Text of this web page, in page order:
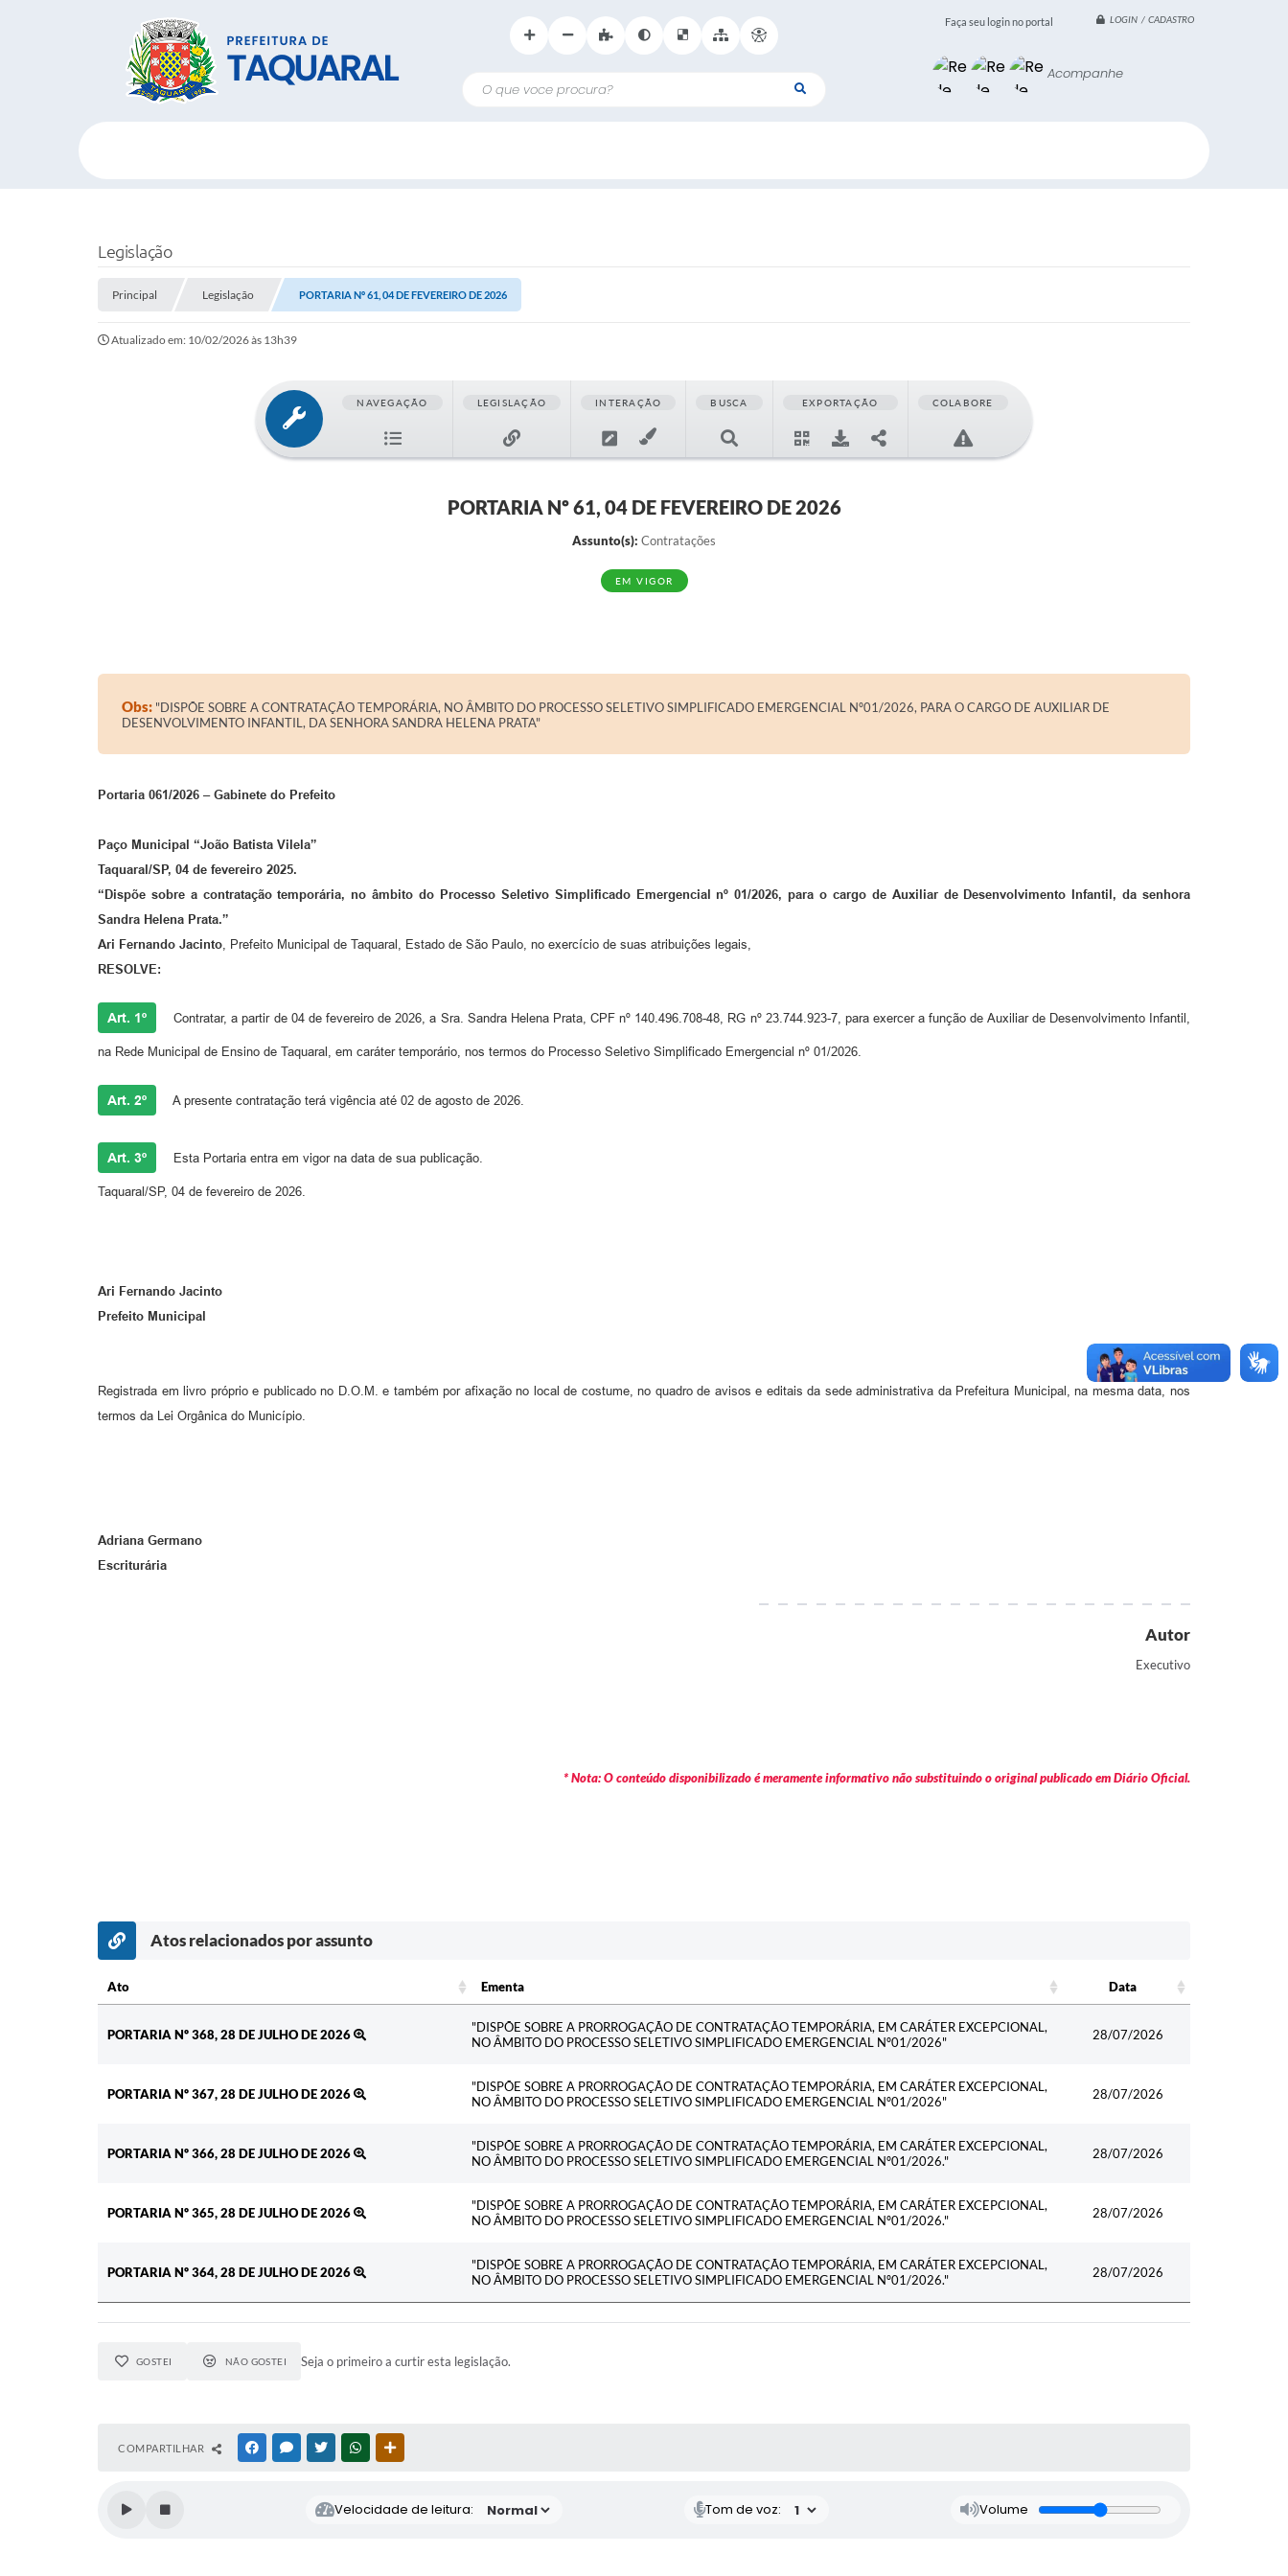
Faça seu login no portal LOGIN / CADASTRO
O que voce procura?
Acompanhe
Legislação
Principal Legislação PORTARIA Nº 61, 04 DE FEVEREIRO DE 2026
Atualizado em: 10/02/2026 às 13h39
NAVEGAÇÃO LEGISLAÇÃO INTERAÇÃO BUSCA EXPORTAÇÃO COLABORE
PORTARIA Nº 61, 04 DE FEVEREIRO DE 2026
Assunto(s): Contratações
EM VIGOR
Obs: "DISPÕE SOBRE A CONTRATAÇÃO TEMPORÁRIA, NO ÂMBITO DO PROCESSO SELETIVO SIMPLIFICADO EMERGENCIAL Nº01/2026, PARA O CARGO DE AUXILIAR DE
DESENVOLVIMENTO INFANTIL, DA SENHORA SANDRA HELENA PRATA"
Portaria 061/2026 – Gabinete do Prefeito
Paço Municipal “João Batista Vilela”
Taquaral/SP, 04 de fevereiro 2025.
“Dispõe sobre a contratação temporária, no âmbito do Processo Seletivo Simplificado Emergencial nº 01/2026, para o cargo de Auxiliar de Desenvolvimento Infantil, da senhora
Sandra Helena Prata.”
Ari Fernando Jacinto , Prefeito Municipal de Taquaral, Estado de São Paulo, no exercício de suas atribuições legais,
RESOLVE:
Art. 1º Contratar, a partir de 04 de fevereiro de 2026, a Sra. Sandra Helena Prata, CPF nº 140.496.708-48, RG nº 23.744.923-7, para exercer a função de Auxiliar de Desenvolvimento Infantil,
na Rede Municipal de Ensino de Taquaral, em caráter temporário, nos termos do Processo Seletivo Simplificado Emergencial nº 01/2026.
Art. 2º A presente contratação terá vigência até 02 de agosto de 2026.
Art. 3º Esta Portaria entra em vigor na data de sua publicação.
Taquaral/SP, 04 de fevereiro de 2026.
Ari Fernando Jacinto
Prefeito Municipal
Registrada em livro próprio e publicado no D.O.M. e também por afixação no local de costume, no quadro de avisos e editais da sede administrativa da Prefeitura Municipal, na mesma data, nos
termos da Lei Orgânica do Município.
Adriana Germano
Escriturária
Autor
Executivo
* Nota: O conteúdo disponibilizado é meramente informativo não substituindo o original publicado em Diário Oficial.
Atos relacionados por assunto
Ato Ementa
Data
PORTARIA Nº 368, 28 DE JULHO DE 2026
"DISPÕE SOBRE A PRORROGAÇÃO DE CONTRATAÇÃO TEMPORÁRIA, EM CARÁTER EXCEPCIONAL,
NO ÂMBITO DO PROCESSO SELETIVO SIMPLIFICADO EMERGENCIAL Nº01/2026"
28/07/2026
PORTARIA Nº 367, 28 DE JULHO DE 2026
"DISPÕE SOBRE A PRORROGAÇÃO DE CONTRATAÇÃO TEMPORÁRIA, EM CARÁTER EXCEPCIONAL,
NO ÂMBITO DO PROCESSO SELETIVO SIMPLIFICADO EMERGENCIAL Nº01/2026"
28/07/2026
PORTARIA Nº 366, 28 DE JULHO DE 2026
"DISPÕE SOBRE A PRORROGAÇÃO DE CONTRATAÇÃO TEMPORÁRIA, EM CARÁTER EXCEPCIONAL,
NO ÂMBITO DO PROCESSO SELETIVO SIMPLIFICADO EMERGENCIAL Nº01/2026."
28/07/2026
PORTARIA Nº 365, 28 DE JULHO DE 2026
"DISPÕE SOBRE A PRORROGAÇÃO DE CONTRATAÇÃO TEMPORÁRIA, EM CARÁTER EXCEPCIONAL,
NO ÂMBITO DO PROCESSO SELETIVO SIMPLIFICADO EMERGENCIAL Nº01/2026."
28/07/2026
PORTARIA Nº 364, 28 DE JULHO DE 2026
"DISPÕE SOBRE A PRORROGAÇÃO DE CONTRATAÇÃO TEMPORÁRIA, EM CARÁTER EXCEPCIONAL,
NO ÂMBITO DO PROCESSO SELETIVO SIMPLIFICADO EMERGENCIAL Nº01/2026."
28/07/2026
GOSTEI NÃO GOSTEI Seja o primeiro a curtir esta legislação.
COMPARTILHAR FACEBOOKMESSENGER
TWITTERWHATSAPP
Velocidade de leitura: Tom de voz: Volume